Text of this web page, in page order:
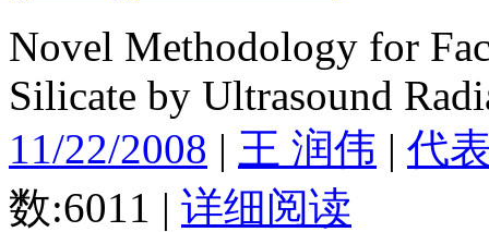
Novel Methodology for
Silicate by Ultrasound
11/22/2008 | 王 润伟 | 代
数:6011 | 详细阅读